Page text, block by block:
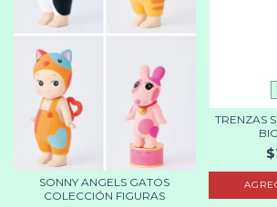
SONNY ANGELS GATOS
COLECCIÓN FIGURAS
TRENZAS